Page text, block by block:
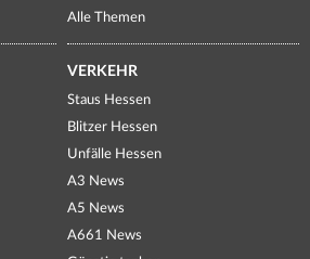
Alle Themen
VERKEHR
Staus Hessen
Blitzer Hessen
Unfälle Hessen
A3 News
A5 News
A661 News